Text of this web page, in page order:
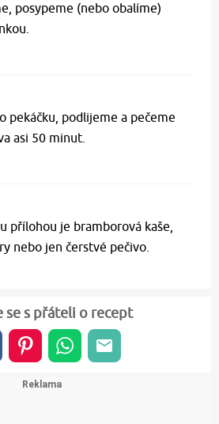
posypeme (nebo obalíme)
pekáčku, podlijeme a pečeme
asi 50 minut.
přílohou je bramborová kaše,
nebo jen čerstvé pečivo.
se s přáteli o recept